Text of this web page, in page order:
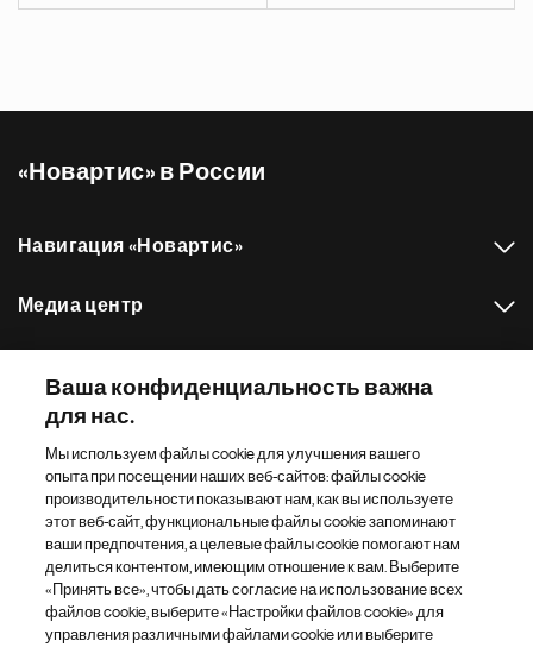
«Новартис» в России
Навигация «Новартис»
Медиа центр
Другие сайты «Новартис»
Footer Site Search
Ваша конфиденциальность важна
для нас.
Мы используем файлы cookie для улучшения вашего
опыта при посещении наших веб-сайтов: файлы cookie
производительности показывают нам, как вы используете
этот веб-сайт, функциональные файлы cookie запоминают
ваши предпочтения, а целевые файлы cookie помогают нам
делиться контентом, имеющим отношение к вам. Выберите
«Принять все», чтобы дать согласие на использование всех
файлов cookie, выберите «Настройки файлов cookie» для
управления различными файлами cookie или выберите